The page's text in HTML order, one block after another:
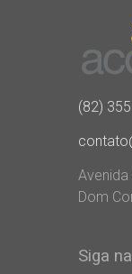
(82)
Dom
Siga